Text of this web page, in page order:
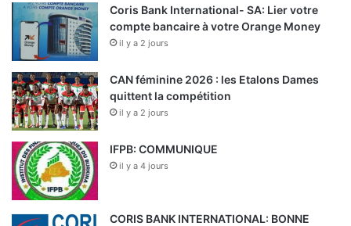
Coris Bank International- SA: Lier votre
compte bancaire à votre Orange Money
il y a 2 jours
CAN féminine 2026 : les Etalons Dames
quittent la compétition
il y a 2 jours
IFPB: COMMUNIQUE
il y a 4 jours
CORIS BANK INTERNATIONAL: BONNE